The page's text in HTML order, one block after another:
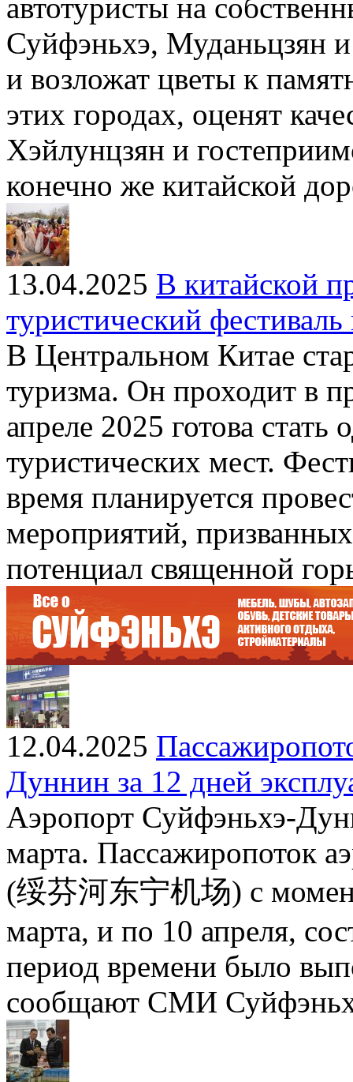
автотуристы на
Суйфэньхэ, Муданьцзян
и возложат цветы к
этих городах, оценят
Хэйлунцзян и
конечно же китайской
13.04.2025 В китайской
туристический
В Центральном Китае
туризма. Он проходит в
апреле 2025 готова
туристических мест.
время планируется
мероприятий,
потенциал священной
12.04.2025
Дуннин за 12 дней
Аэропорт Суйфэньхэ-
марта. Пассажиропоток
(绥芬河东宁机场) с
марта, и по 10 апреля,
период времени было
сообщают СМИ